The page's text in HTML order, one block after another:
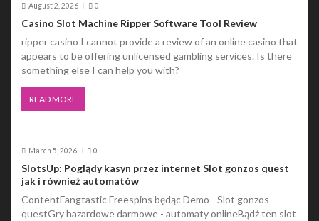
August 2, 2026 0
Casino Slot Machine Ripper Software Tool Review
ripper casino I cannot provide a review of an online casino that
appears to be offering unlicensed gambling services. Is there
something else I can help you with?
READ MORE
March 5, 2026 0
SlotsUp: Poglądy kasyn przez internet Slot gonzos quest
jak i również automatów
ContentFangtastic Freespins będąc Demo - Slot gonzos
questGry hazardowe darmowe - automaty onlineBądź ten slot